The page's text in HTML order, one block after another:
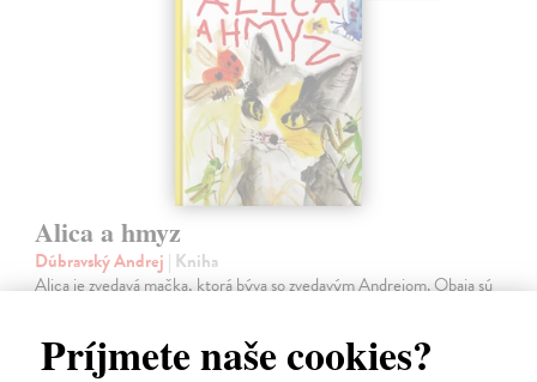
Príjmete naše cookies?
Alica a hmyz
Dúbravský Andrej | Kniha
Alica je zvedavá mačka, ktorá býva so zvedavým Andrejom. Obaja sú
Na sklade